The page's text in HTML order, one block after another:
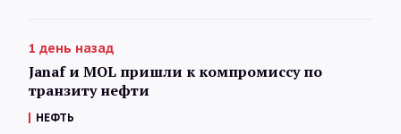
1 день назад
Janaf и MOL пришли к компромиссу по
транзиту нефти
НЕФТЬ